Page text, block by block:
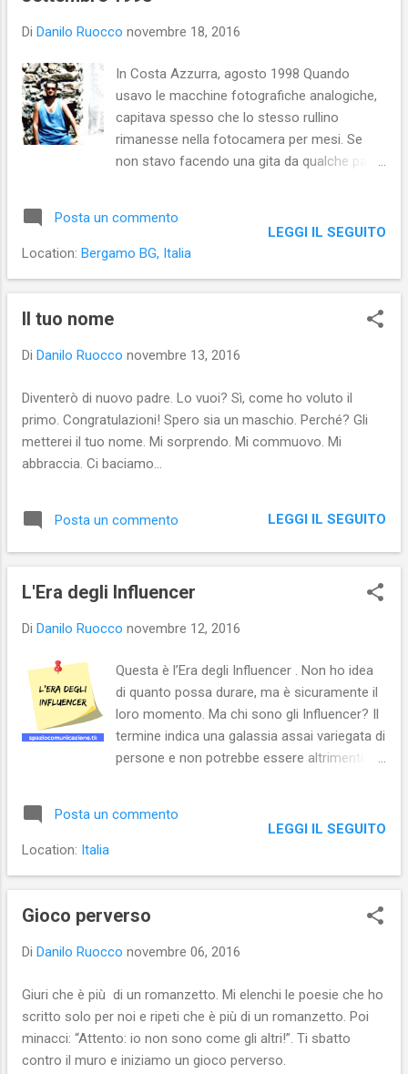
Di Danilo Ruocco novembre 18, 2016
In Costa Azzurra, agosto 1998 Quando
usavo le macchine fotografiche analogiche,
capitava spesso che lo stesso rullino
rimanesse nella fotocamera per mesi. Se
non stavo facendo una gita da qualche parte
fotografie solo se se ne presentava
l'occasione. Un'occasione meritevole di
scatti che facevo solo ed esclusivamente
per finire il rullino, in modo da poterlo portare
Ecco, allora, che, una volta stampate, non
scattate anche a grande distanza l’una
dall’altra. Con mio nonno, maggio 1998 C’è
stato un periodo in cui mi piaceva
selezionare gli scatti meglio riusciti e metterli
raccoglitori fotografici, sulle cui copertine
(affidandomi alla memoria). L...
Posta un commento
Location: Bergamo BG, Italia
LEGGI IL SEGUITO
Il tuo nome
Di Danilo Ruocco novembre 13, 2016
Diventerò di nuovo padre. Lo vuoi? Sì, come ho voluto il
primo. Congratulazioni! Spero sia un maschio. Perché? Gli
metterei il tuo nome. Mi sorprendo. Mi commuovo. Mi
abbraccia. Ci baciamo...
Posta un commento LEGGI IL SEGUITO
L'Era degli Influencer
Di Danilo Ruocco novembre 12, 2016
Questa è l’Era degli Influencer . Non ho idea
di quanto possa durare, ma è sicuramente il
loro momento. Ma chi sono gli Influencer? Il
termine indica una galassia assai variegata di
persone e non potrebbe essere altrimenti.
milioni di follower sul web e la loro
meno follower, ma che basano la loro
influenza sulle loro competenze specifiche.
modo, è il fatto che chi li segue si fida di
come amici. La conversazione tra un
Influencer e i propri follower non si
interrompe mai, perché è la relazione in
essere tra i soggetti che fa la differenza tra
Posta un commento
Location: Italia
LEGGI IL SEGUITO
Gioco perverso
Di Danilo Ruocco novembre 06, 2016
Giuri che è più di un romanzetto. Mi elenchi le poesie che ho
scritto solo per noi e ripeti che è più di un romanzetto. Poi
minacci: “Attento: io non sono come gli altri!”. Ti sbatto
contro il muro e iniziamo un gioco perverso.